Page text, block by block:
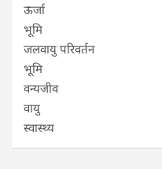
ऊर्जा
भूमि
जलवायु परिवर्तन
भूमि
वन्यजीव
वायु
स्वास्थ्य